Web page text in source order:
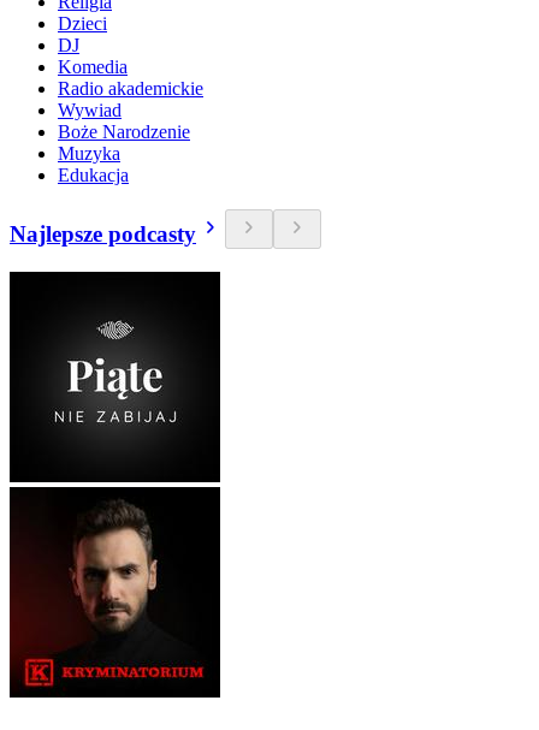
Dzieci
DJ
Komedia
Radio akademickie
Wywiad
Boże Narodzenie
Muzyka
Edukacja
Najlepsze podcasty